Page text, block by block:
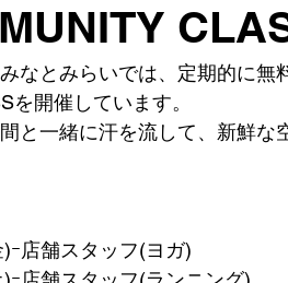
なとみらいでは、定期的に無
を開催しています。
と一緒に汗を流して、新鮮な
ｰ店舗スタッフ(ヨガ)